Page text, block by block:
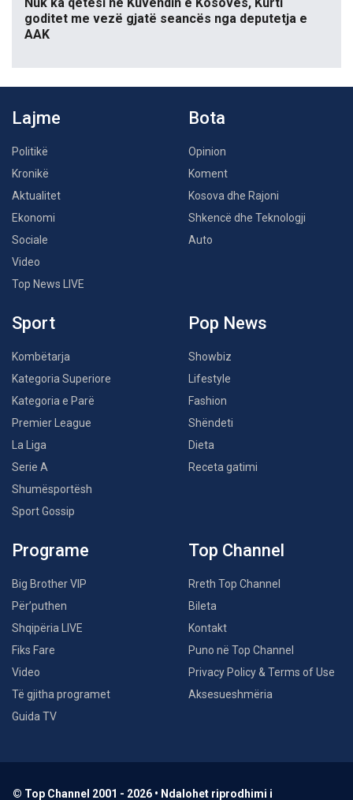
goditet me vezë gjatë seancës nga deputetja e
AAK
Lajme
Politikë
Kronikë
Aktualitet
Ekonomi
Sociale
Video
Top News LIVE
Bota
Opinion
Koment
Kosova dhe Rajoni
Shkencë dhe Teknologji
Auto
Sport
Kombëtarja
Kategoria Superiore
Kategoria e Parë
Premier League
La Liga
Serie A
Shumësportësh
Sport Gossip
Pop News
Showbiz
Lifestyle
Fashion
Shëndeti
Dieta
Receta gatimi
Programe
Big Brother VIP
Për’puthen
Shqipëria LIVE
Fiks Fare
Video
Të gjitha programet
Guida TV
Top Channel
Rreth Top Channel
Bileta
Kontakt
Puno në Top Channel
Privacy Policy & Terms of Use
Aksesueshmëria
© Top Channel 2001 - 2026 • Ndalohet riprodhimi i